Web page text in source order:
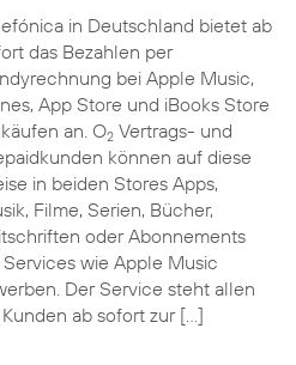
in Deutschland bietet ab
das Bezahlen per
bei Apple Music,
App Store und iBooks Store
an. O2Vertrags- und
können auf diese
in beiden Stores Apps,
Filme, Serien, Bücher,
oder Abonnements
wie Apple Music
Der Service steht allen
ab sofort zur […]